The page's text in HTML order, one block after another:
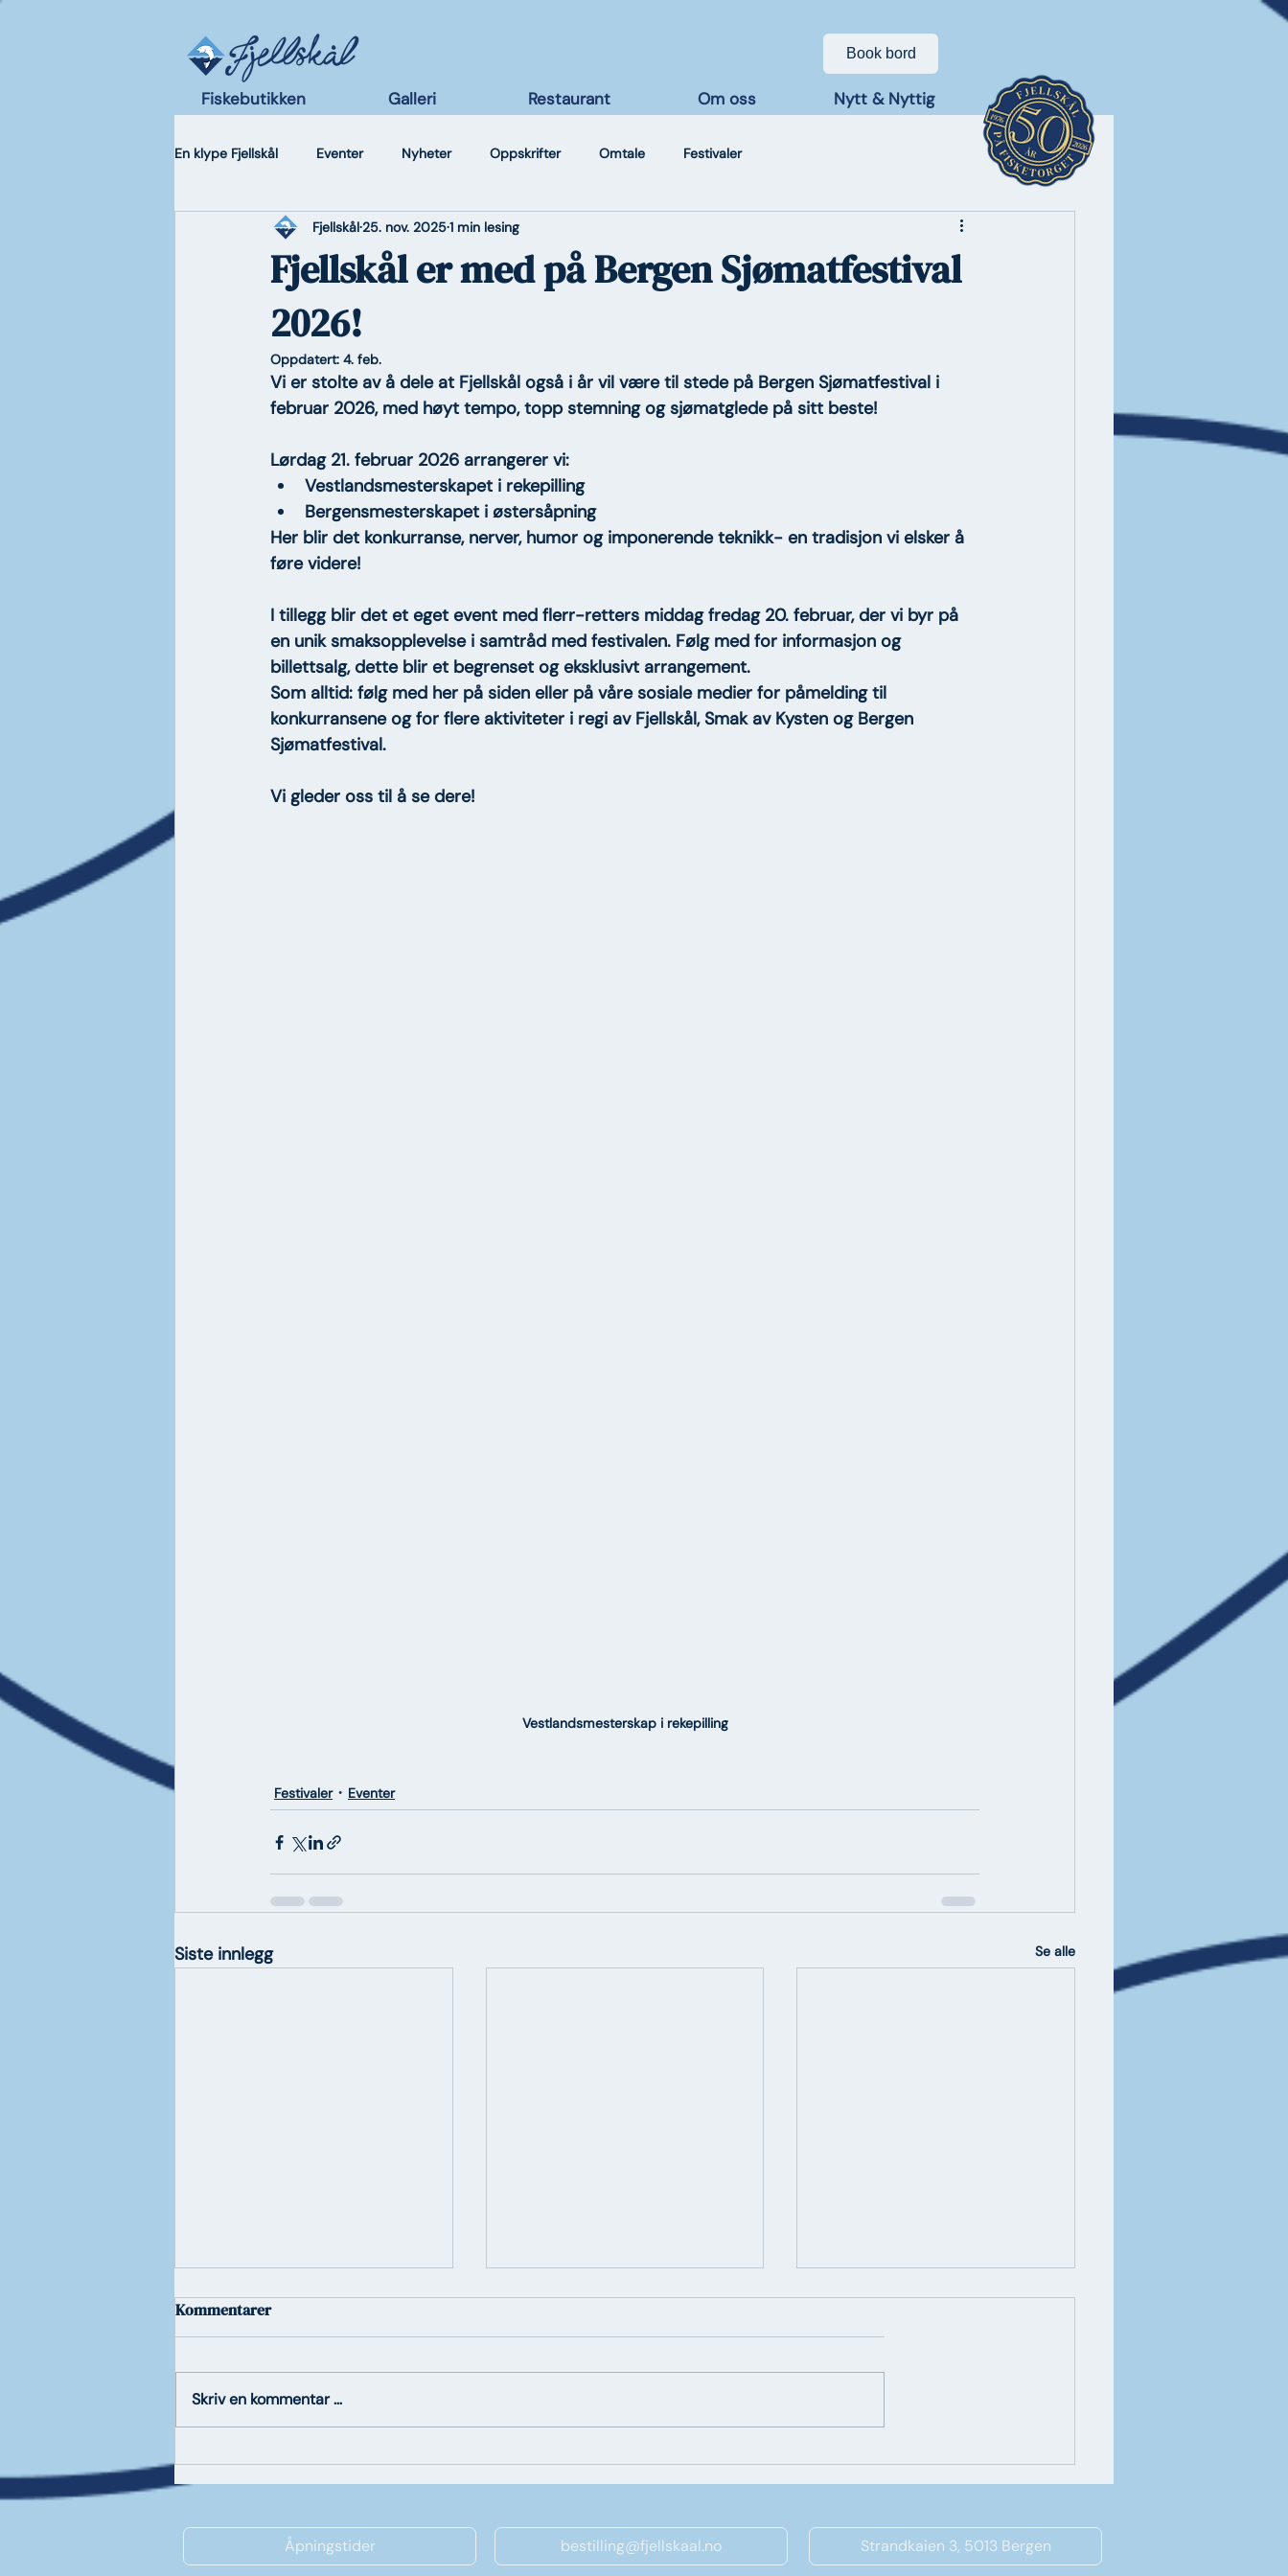
Fiskebutikken Galleri Restaurant Om oss Nytt & Nyttig
Book bord
En klype Fjellskål Eventer Nyheter Oppskrifter Omtale Festivaler
Fjellskål er med på Bergen Sjømatfestival
2026!
Fjellskål 25. nov. 20251 min lesing
Oppdatert: 4. feb.
Vi er stolte av å dele at Fjellskål også i år vil være til stede på Bergen Sjømatfestival i
februar 2026, med høyt tempo, topp stemning og sjømatglede på sitt beste!
Lørdag 21. februar 2026 arrangerer vi:
Vestlandsmesterskapet i rekepilling
Bergensmesterskapet i østersåpning
Her blir det konkurranse, nerver, humor og imponerende teknikk- en tradisjon vi elsker å
føre videre!
I tillegg blir det et eget event med flerr-retters middag fredag 20. februar, der vi byr på
en unik smaksopplevelse i samtråd med festivalen. Følg med for informasjon og
billettsalg, dette blir et begrenset og eksklusivt arrangement.
Som alltid: følg med her på siden eller på våre sosiale medier for påmelding til
konkurransene og for flere aktiviteter i regi av Fjellskål, Smak av Kysten og Bergen
Sjømatfestival.
Vi gleder oss til å se dere!
Vestlandsmesterskap i rekepilling
Festivaler Eventer
Siste innlegg Se alle
Weingut Carl Ehrhard x
Bergprost
Kokkeshow, Vestlandsmester i
rekepilling eller
østersåpning?
Kommentarer
Skriv en kommentar …
Åpningstider bestilling@fjellskaal.no Strandkaien 3, 5013 Bergen